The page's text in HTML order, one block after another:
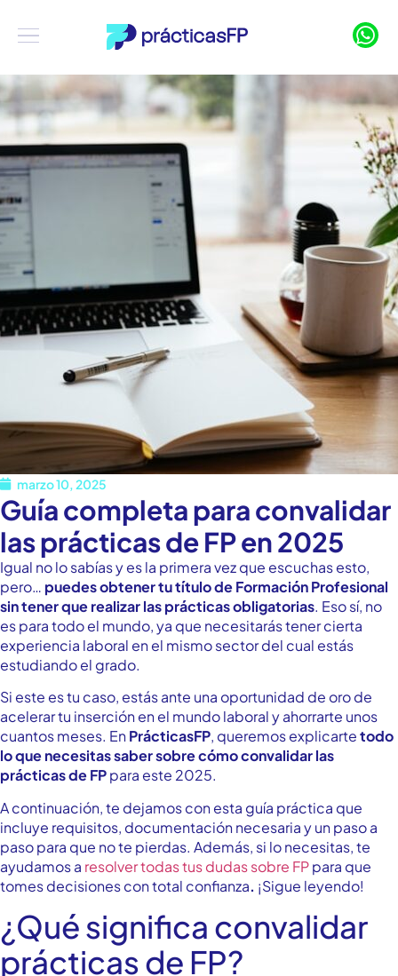
marzo 10, 2025
Guía completa para convalidar
las prácticas de FP en 2025
Igual no lo sabías y es la primera vez que escuchas esto,
pero… puedes obtener tu título de Formación Profesional
sin tener que realizar las prácticas obligatorias. Eso sí, no
es para todo el mundo, ya que necesitarás tener cierta
experiencia laboral en el mismo sector del cual estás
estudiando el grado.
Si este es tu caso, estás ante una oportunidad de oro de
acelerar tu inserción en el mundo laboral y ahorrarte unos
cuantos meses. EnPrácticasFP, queremos explicartetodo
lo que necesitas saber sobre cómo convalidar las
prácticas de FPpara este 2025.
A continuación, te dejamos con esta guía práctica que
incluye requisitos, documentación necesaria y un paso a
paso para que no te pierdas. Además, si lo necesitas, te
ayudamos a resolver todas tus dudas sobre FPpara que
tomes decisiones con total confianza. ¡Sigue leyendo!
¿Qué significa convalidar
prácticas de FP?